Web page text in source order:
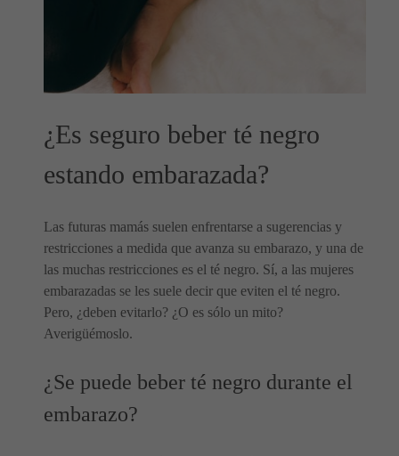
¿Es seguro beber té negro
estando embarazada?
Las futuras mamás suelen enfrentarse a sugerencias y
restricciones a medida que avanza su embarazo, y una de
las muchas restricciones es el té negro. Sí, a las mujeres
embarazadas se les suele decir que eviten el té negro.
Pero, ¿deben evitarlo? ¿O es sólo un mito?
Averigüémoslo.
¿Se puede beber té negro durante el
embarazo?